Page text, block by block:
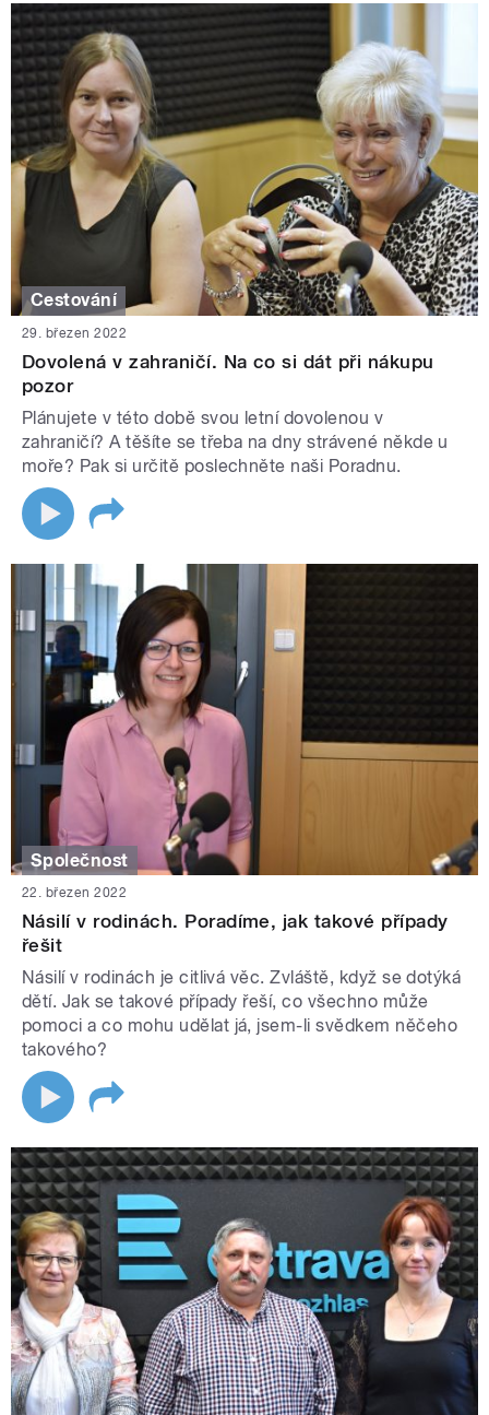
Cestování
29. březen 2022
Dovolená v zahraničí. Na co si dát při nákupu
pozor
Plánujete v této době svou letní dovolenou v
zahraničí? A těšíte se třeba na dny strávené někde u
moře? Pak si určitě poslechněte naši Poradnu.
Společnost
22. březen 2022
Násilí v rodinách. Poradíme, jak takové případy
řešit
Násilí v rodinách je citlivá věc. Zvláště, když se dotýká
dětí. Jak se takové případy řeší, co všechno může
pomoci a co mohu udělat já, jsem-li svědkem něčeho
takového?